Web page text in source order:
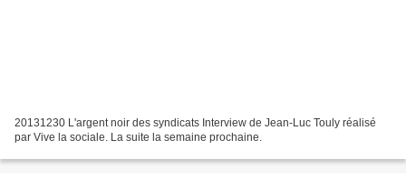
20131230 L'argent noir des syndicats Interview de Jean-Luc Touly réalisé
par Vive la sociale. La suite la semaine prochaine.